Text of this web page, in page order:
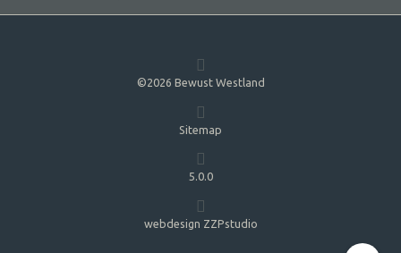
©2026 Bewust Westland
Sitemap
5.0.0
webdesign ZZPstudio